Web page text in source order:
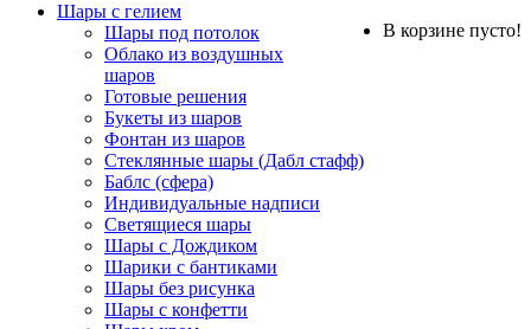
В корзине пусто!
Шары с гелием
Шары под потолок
Облако из воздушных
шаров
Готовые решения
Букеты из шаров
Фонтан из шаров
Стеклянные шары (Дабл стафф)
Баблс (сфера)
Индивидуальные надписи
Светящиеся шары
Шары с Дождиком
Шарики с бантиками
Шары без рисунка
Шары с конфетти